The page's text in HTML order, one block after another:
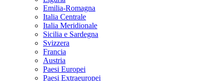
Emilia-Romagna
Italia Centrale
Italia Meridionale
Sicilia e Sardegna
Svizzera
Francia
Austria
Paesi Europei
Paesi Extraeuropei